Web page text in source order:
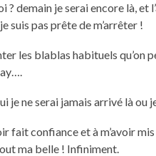
? demain je serai encore là, et
suis pas prête de m’arrêter !
les blablas habituels qu’on
je ne serai jamais arrivé là ou
fait confiance et à m’avoir
ma belle ! Infiniment.